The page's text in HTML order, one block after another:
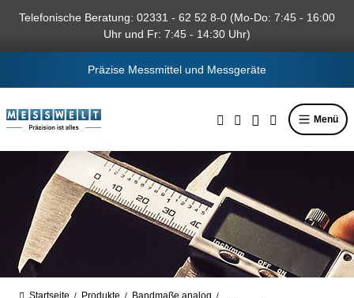
springen
Telefonische Beratung: 02331 - 62 52 8-0 (Mo-Do: 7:45 - 16:00
Uhr und Fr: 7:45 - 14:30 Uhr)
Präzise Messmittel und Messgeräte
Menü
Startseite / Produkte / Bandmaße analog /